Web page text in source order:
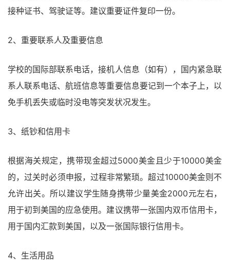
接种证书、驾驶证等。建议重要证件复印一份。
2、重要联系人及重要信息
学校的国际部联系电话，接机人信息（如有），国内紧急联
系人联系电话、航班信息等重要信息要记到一个本子上，以
免手机丢失或临时没电等突发状况发生。
3、纸钞和信用卡
根据海关规定，携带现金超过5000美金且少于10000美金
的，过关时必须申报，过程非常繁琐。超过10000美金则不
允许出关。所以建议学生随身携带少量美金2000元左右，
用于初到美国的应急使用。建议携带一张国内双币信用卡，
用于国内汇款到美国，以及一张国际银行信用卡。
4、生活用品